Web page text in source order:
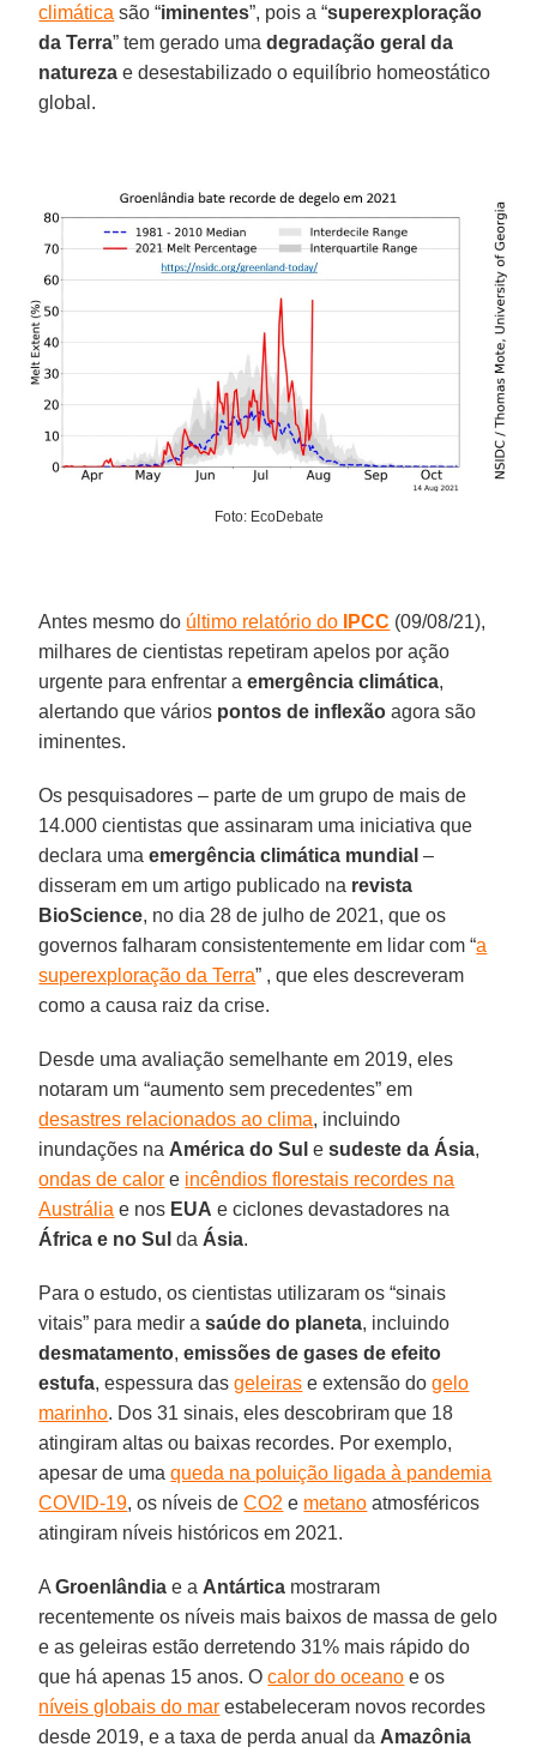
climática são “iminentes”, pois a “superexploração
da Terra” tem gerado umadegradação geral da
natureza e desestabilizado o equilíbrio homeostático
global.
Foto: EcoDebate
Antes mesmo do último relatório do IPCC (09/08/21),
milhares de cientistas repetiram apelos por ação
urgente para enfrentar aemergência climática,
alertando que vários pontos de inflexão agora são
iminentes.
Os pesquisadores – parte de um grupo de mais de
14.000 cientistas que assinaram uma iniciativa que
declara umaemergência climática mundial –
disseram em um artigo publicado na revista
BioScience, no dia 28 de julho de 2021, que os
governos falharam consistentemente em lidar com “a
superexploração da Terra” , que eles descreveram
como a causa raiz da crise.
Desde uma avaliação semelhante em 2019, eles
notaram um “aumento sem precedentes” em
desastres relacionados ao clima, incluindo
inundações na América do Sul esudeste da Ásia,
ondas de calor e incêndios florestais recordes na
Austrália e nos EUA e ciclones devastadores na
África e no Sul da Ásia.
Para o estudo, os cientistas utilizaram os “sinais
vitais” para medir asaúde do planeta, incluindo
desmatamento,emissões de gases de efeito
estufa, espessura dasgeleiras e extensão dogelo
marinho. Dos 31 sinais, eles descobriram que 18
atingiram altas ou baixas recordes. Por exemplo,
apesar de umaqueda na poluição ligada à pandemia
COVID-19, os níveis deCO2 e metano atmosféricos
atingiram níveis históricos em 2021.
AGroenlândia e a Antártica mostraram
recentemente os níveis mais baixos de massa de gelo
e as geleiras estão derretendo 31% mais rápido do
que há apenas 15 anos. Ocalor do oceano e os
níveis globais do mar estabeleceram novos recordes
desde 2019, e a taxa de perda anual da Amazônia